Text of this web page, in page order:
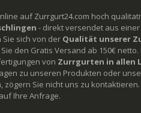
auf Zurrgurt24.com hoch
- direkt versendet aus
sich von der Qualität unserer
den Gratis Versand ab 150€
von Zurrgurten in allen
zu unseren Produkten oder
Sie nicht uns zu kontaktieren.
Ihre Anfrage.